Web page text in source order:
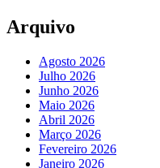
Arquivo
Agosto 2026
Julho 2026
Junho 2026
Maio 2026
Abril 2026
Março 2026
Fevereiro 2026
Janeiro 2026